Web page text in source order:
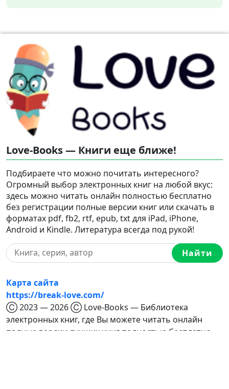
Love-Books — Книги еще ближе!
Подбираете что можно почитать интересного?
Огромный выбор электронных книг на любой вкус:
здесь можно читать онлайн полностью бесплатно
без регистрации полные версии книг или скачать в
форматах pdf, fb2, rtf, epub, txt для iPad, iPhone,
Android и Kindle. Литература всегда под рукой!
Найти
Карта сайта
https://break-love.com/
Ⓒ 2023 — 2026 Ⓒ Love-Books — Библиотека
электронных книг, где Вы можете читать онлайн
полные версии лучших книг полностью бесплатно